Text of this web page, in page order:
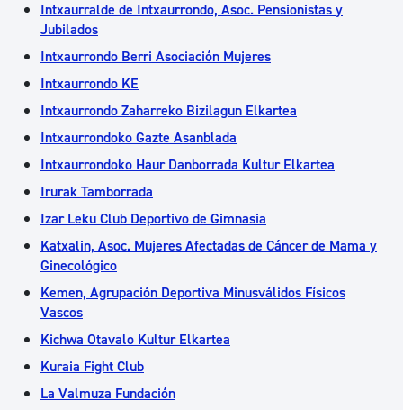
Intxaurralde de Intxaurrondo, Asoc. Pensionistas y
Jubilados
Intxaurrondo Berri Asociación Mujeres
Intxaurrondo KE
Intxaurrondo Zaharreko Bizilagun Elkartea
Intxaurrondoko Gazte Asanblada
Intxaurrondoko Haur Danborrada Kultur Elkartea
Irurak Tamborrada
Izar Leku Club Deportivo de Gimnasia
Katxalin, Asoc. Mujeres Afectadas de Cáncer de Mama y
Ginecológico
Kemen, Agrupación Deportiva Minusválidos Físicos
Vascos
Kichwa Otavalo Kultur Elkartea
Kuraia Fight Club
La Valmuza Fundación